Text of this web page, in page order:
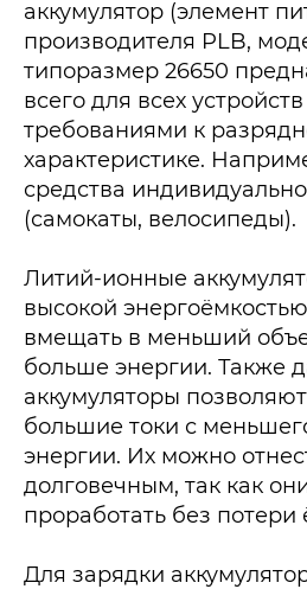
аккумулятор (элемент
производителя PLB,
типоразмер 26650
всего для всех
требованиями к
характеристике.
средства
(самокаты, велосипеды).
Литий-ионные
высокой
вмещать в меньший
больше энергии. Также
аккумуляторы
большие токи с
энергии. Их можно
долговечным, так как
проработать без потери
Для зарядки